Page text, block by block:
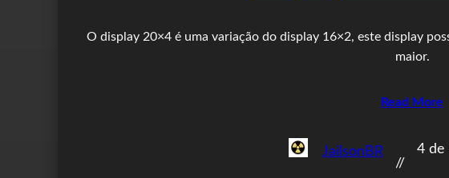
O display 20×4 é uma variação do display 16×2, este display
maior.
Read More
JailsonBR
//
4 de